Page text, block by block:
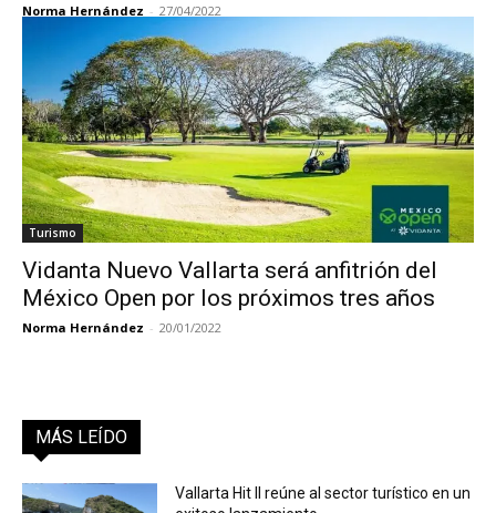
Norma Hernández - 27/04/2022
Turismo
Vidanta Nuevo Vallarta será anfitrión del
México Open por los próximos tres años
Norma Hernández - 20/01/2022
MÁS LEÍDO
Vallarta Hit II reúne al sector turístico en un